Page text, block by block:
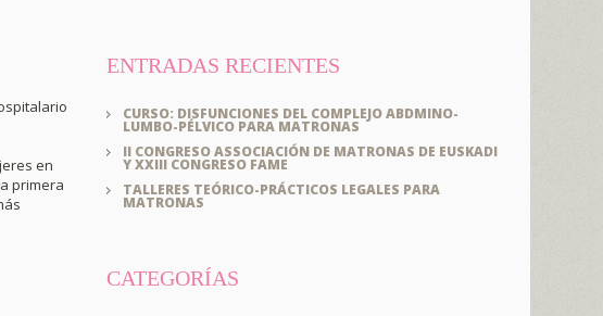
en
primera
ENTRADAS RECIENTES
CURSO: DISFUNCIONES DEL COMPLEJO ABDMINO-
LUMBO-PÉLVICO PARA MATRONAS
II CONGRESO ASSOCIACIÓN DE MATRONAS DE EUSKADI
Y XXIII CONGRESO FAME
TALLERES TEÓRICO-PRÁCTICOS LEGALES PARA
MATRONAS
CATEGORÍAS